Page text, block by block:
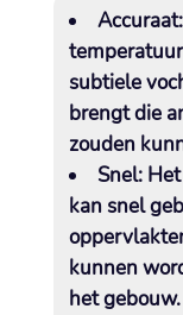
Accuraat:
subtiele
brengt die
zouden
Snel:Het
kan snel
kunnen
het gebouw.​